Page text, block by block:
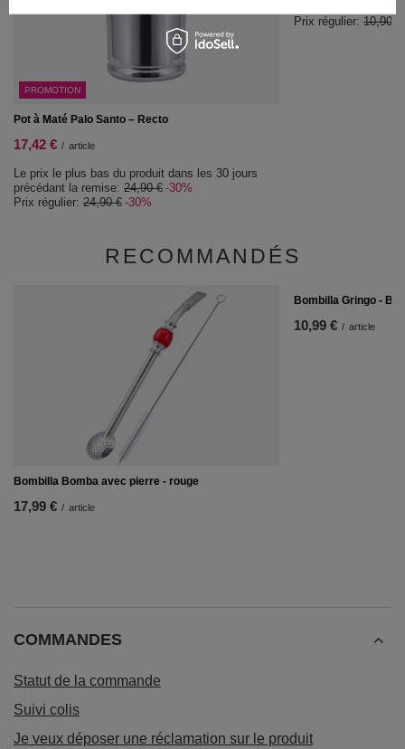
PROMOTION
Pot à Maté Palo Santo – Recto
17,42 € / article
Le prix le plus bas du produit dans les 30 jours
précédant la remise: 24,90 € -30%
Prix régulier: 24,90 € -30%
Prix régulier: 10,90 €
RECOMMANDÉS
Bombilla Bomba avec pierre - rouge
17,99 € / article
Bombilla Gringo -
10,99 € / article
COMMANDES
Statut de la commande
Suivi colis
Je veux déposer une réclamation sur le produit